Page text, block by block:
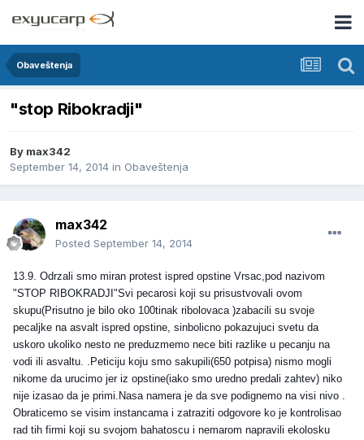
Obaveštenja
"stop Ribokradji"
By max342
September 14, 2014 in Obaveštenja
max342
Posted September 14, 2014
13.9. Odrzali smo miran protest ispred opstine Vrsac,pod nazivom
"STOP RIBOKRADJI"Svi pecarosi koji su prisustvovali ovom
skupu(Prisutno je bilo oko 100tinak ribolovaca )zabacili su svoje
pecaljke na asvalt ispred opstine, sinbolicno pokazujuci svetu da
uskoro ukoliko nesto ne preduzmemo nece biti razlike u pecanju na
vodi ili asvaltu. .Peticiju koju smo sakupili(650 potpisa) nismo mogli
nikome daurucimo jer iz opstine(iako smo uredno predali zahtev) niko
nije izasao da je primi.Nasa namera je da sve podignemo na visi nivo .
Obraticemo se visim instancama i zatraziti odgovore ko je kontrolisao
rad tih firmi koji su svojom bahatoscu i nemarom napravili ekolosku